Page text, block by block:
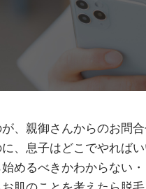
、親御さんからのお問合
、息子はどこでやれば
めるべきかわからない・